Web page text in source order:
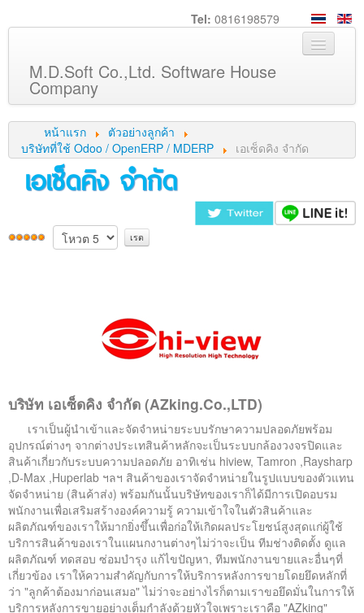
Tel: 0816198579
M.D.Soft Co.,Ltd. Software House
Company
หน้าหลัก
เกี่ยวกับเรา
บริการ
ความรู้
หน้าแรก
ตัวอย่างลูกค้า
บริษัทที่ใช้ Odoo / OpenERP / MDERP
เอเซ็ดคิง จำกัด
เอเซ็ดคิง จำกัด
บริษัท เอเซ็ดคิง จำกัด (AZking.Co.,LTD)
เราเป็นผู้นำเข้าและจัดจำหน่ายระบบรักษาความปลอดภัยพร้อม
อุปกรณ์ต่างๆ จากต่างประเทสินค้าหลักจะเป็นระบบกล้องวงจรปิดและ
สินค้าเกี่ยวกับระบบความปลอดภัย อาทิเช่น hiview, Tamron ,Raysharp
,D-Max ,Huperlab ฯลฯ สินค้าของเราจัดจำหน่ายในรูปแบบของตัวแทน
จัดจำหน่าย (สินค้าส่ง) พร้อมกันนั้นบริษัทของเราก็ได้มีการเปิดอบรม
พนักงานเพื่อเสริมสร้างองค์ความรู้ ความเข้าใจในตัวสินค้าและ
ผลิตภัณฑ์ของเราให้มากยิ่งขึ้นเพื่อก่อให้เกิดผลประโยชน์สูงสุดแก่ผู้ใช้
บริการสินค้าของเราในแผนกงานต่างๆไม่ว่าจะเป็น ทีมช่างติดตั้ง ดูแล
ผลิตภัณฑ์ ทดสอบ ซ่อมบำรุง แก้ไขปัญหา, ทีมพนักงานขายและอื่นๆที่
เกี่ยวข้อง เราให้ความสำคัญกับการให้บริการหลังการขายโดยยึดหลักที่
ว่า "ลูกค้าต้องมาก่อนเสมอ" ไม่ว่าจะอย่างไรก็ตามเราขอยึดมั่นในการให้
บริการหลังการขายอย่างเต็มกำลังด้วยหัวใจเพราะเราคือ "AZking"